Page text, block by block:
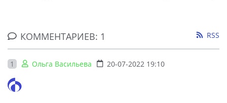
КОММЕНТАРИЕВ: 1 RSS
1 Ольга Васильева 20-07-2022 19:10